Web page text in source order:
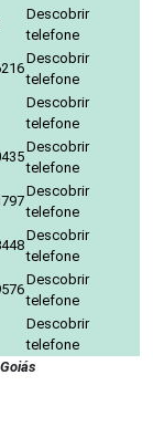
Descobrir
telefone
Descobrir
telefone
Descobrir
telefone
Descobrir
telefone
Descobrir
telefone
Descobrir
telefone
Descobrir
telefone
Descobrir
telefone